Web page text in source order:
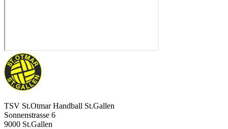
TSV St.Otmar Handball St.Gallen
Sonnenstrasse 6
9000 St.Gallen